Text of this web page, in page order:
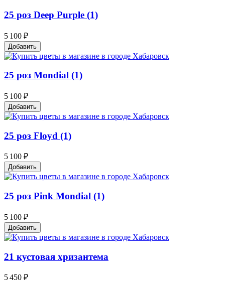
25 роз Deep Purple (1)
5 100 ₽
Добавить
25 роз Mondial (1)
5 100 ₽
Добавить
25 роз Floyd (1)
5 100 ₽
Добавить
25 роз Pink Mondial (1)
5 100 ₽
Добавить
21 кустовая хризантема
5 450 ₽